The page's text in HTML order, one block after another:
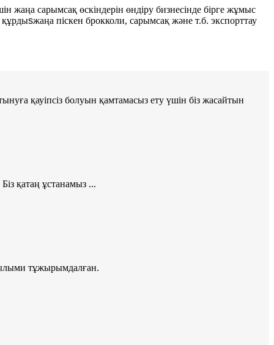
сарымсақ өскіндерін өндіру бизнесінде бірге жұмыс
құрдыsжаңа піскен брокколи, сарымсақ және т.б. экспорттау
қауіпсіз болуын қамтамасыз ету үшін біз жасайтын
қатаң ұстанамыз ...
тұжырымдалған.